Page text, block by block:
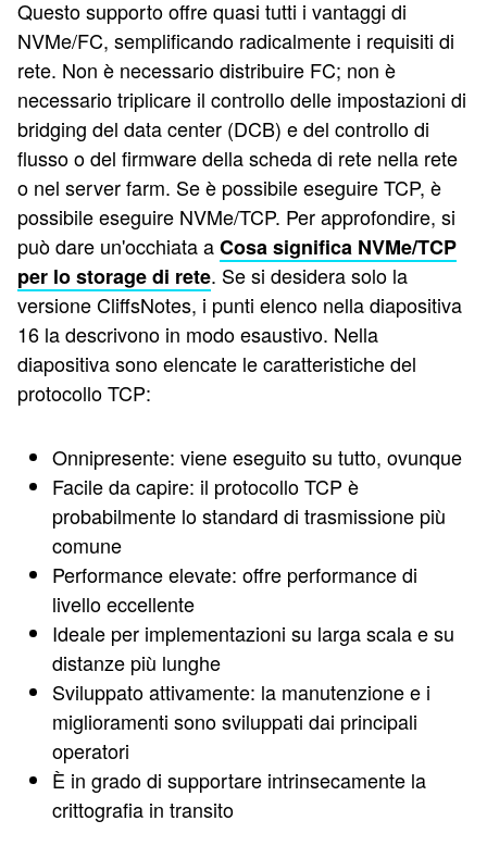
Questo supporto offre quasi tutti i vantaggi di
NVMe/FC, semplificando radicalmente i requisiti di
rete. Non è necessario distribuire FC; non è
necessario triplicare il controllo delle impostazioni di
bridging del data center (DCB) e del controllo di
flusso o del firmware della scheda di rete nella rete
o nel server farm. Se è possibile eseguire TCP, è
possibile eseguire NVMe/TCP. Per approfondire, si
può dare un'occhiata aCosa significa NVMe/TCP
per lo storage di rete. Se si desidera solo la
versione CliffsNotes, i punti elenco nella diapositiva
16 la descrivono in modo esaustivo. Nella
diapositiva sono elencate le caratteristiche del
protocollo TCP:
Onnipresente: viene eseguito su tutto, ovunque
Facile da capire: il protocollo TCP è
probabilmente lo standard di trasmissione più
comune
Performance elevate: offre performance di
livello eccellente
Ideale per implementazioni su larga scala e su
distanze più lunghe
Sviluppato attivamente: la manutenzione e i
miglioramenti sono sviluppati dai principali
operatori
È in grado di supportare intrinsecamente la
crittografia in transito